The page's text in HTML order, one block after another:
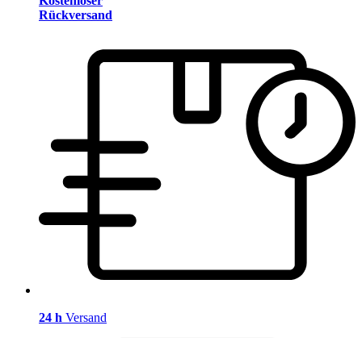
Rückversand
24 h Versand